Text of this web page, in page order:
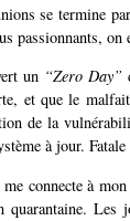
se termine
passionnants, on
un “Zero Day”
et que le
de la
à jour.
connecte à
quarantaine. Les